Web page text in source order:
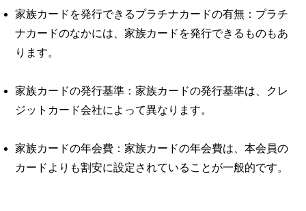
家族カードを発行できるプラチナカードの有無：プラチ
ナカードのなかには、家族カードを発行できるものもあ
ります。
家族カードの発行基準：家族カードの発行基準は、クレ
ジットカード会社によって異なります。
家族カードの年会費：家族カードの年会費は、本会員の
カードよりも割安に設定されていることが一般的です。